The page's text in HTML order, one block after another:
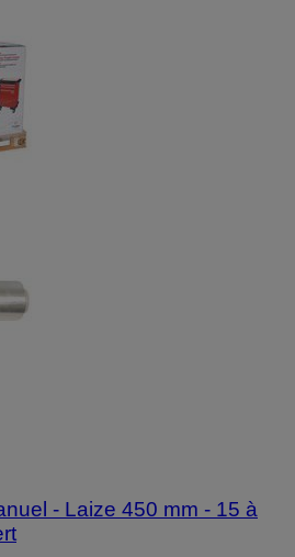
- Laize 450 mm - 15 à